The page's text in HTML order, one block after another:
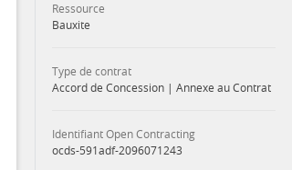
Ressource
Bauxite
Type de contrat
Accord de Concession | Annexe au Contrat
Identifiant Open Contracting
ocds-591adf-2096071243